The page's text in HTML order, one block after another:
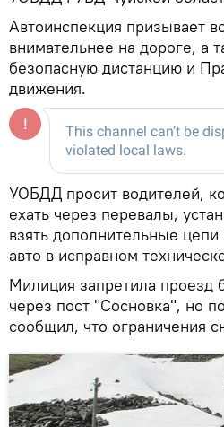
Автоинспекция призывает
внимательнее на дороге, а
безопасную дистанцию и
движения.
УОБДД просит водителей,
ехать через перевалы,
взять дополнительные
авто в исправном
Милиция запретила проезд
через пост "Сосновка", но
сообщил, что ограничения